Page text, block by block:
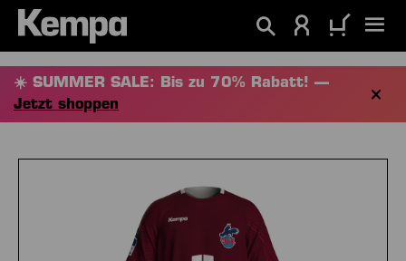
springen
☀️ SUMMER SALE: Bis zu 70% Rabatt! —
Jetzt shoppen